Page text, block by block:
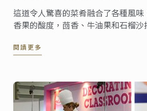
這道令人驚喜的菜肴融合了各種風
香果的酸度，茴香、牛油果和石榴沙
閱讀更多